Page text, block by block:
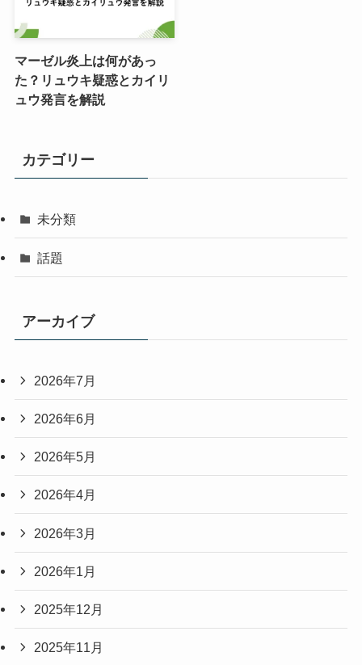
マーゼル炎上は何があっ
た？リュウキ疑惑とカイリ
ュウ発言を解説
カテゴリー
未分類
話題
アーカイブ
2026年7月
2026年6月
2026年5月
2026年4月
2026年3月
2026年1月
2025年12月
2025年11月